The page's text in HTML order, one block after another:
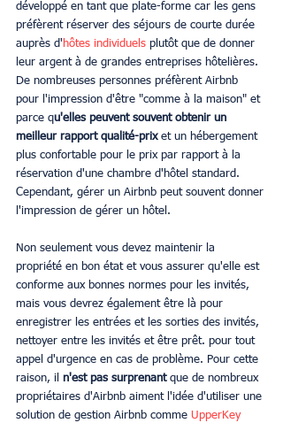
développé en tant que plate-forme car les gens
préfèrent réserver des séjours de courte durée
auprès d' hôtes individuels plutôt que de donner
leur argent à de grandes entreprises hôtelières.
De nombreuses personnes préfèrent Airbnb
pour l'impression d'être "comme à la maison" et
parce qu'elles peuvent souvent obtenir un
meilleur rapport qualité-prix et un hébergement
plus confortable pour le prix par rapport à la
réservation d'une chambre d'hôtel standard.
Cependant, gérer un Airbnb peut souvent donner
l'impression de gérer un hôtel.
Non seulement vous devez maintenir la
propriété en bon état et vous assurer qu'elle est
conforme aux bonnes normes pour les invités,
mais vous devrez également être là pour
enregistrer les entrées et les sorties des invités,
nettoyer entre les invités et être prêt. pour tout
appel d'urgence en cas de problème. Pour cette
raison, il n'est pas surprenant que de nombreux
propriétaires d'Airbnb aiment l'idée d'utiliser une
solution de gestion Airbnb comme UpperKey